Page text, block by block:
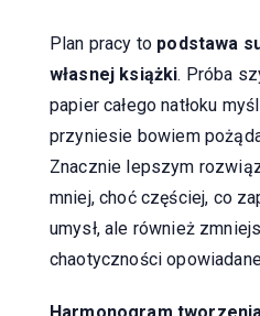
Plan pracy to podstawa
własnej książki. Próba
papier całego natłoku
przyniesie bowiem
Znacznie lepszym
mniej, choć częściej, co
umysł, ale również
chaotyczności